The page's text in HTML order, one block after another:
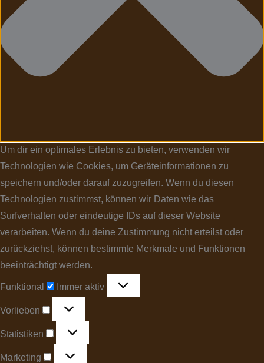
Um dir ein optimales Erlebnis zu bieten, verwenden wir
Technologien wie Cookies, um Geräteinformationen zu
speichern und/oder darauf zuzugreifen. Wenn du diesen
Technologien zustimmst, können wir Daten wie das
Surfverhalten oder eindeutige IDs auf dieser Website
verarbeiten. Wenn du deine Zustimmung nicht erteilst oder
zurückziehst, können bestimmte Merkmale und Funktionen
beeinträchtigt werden.
Funktional Immer aktiv
Vorlieben
Statistiken
Marketing